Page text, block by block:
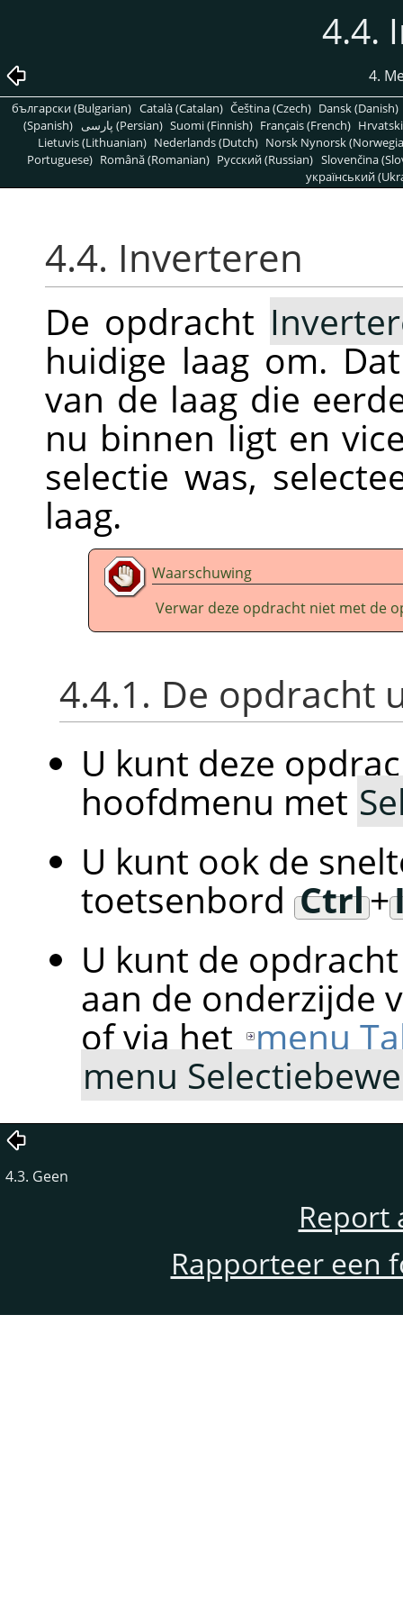
4.4.
4.
български (Bulgarian) Català (Catalan) Čeština (Czech) Dansk (Danish)
(Spanish)
پارسی (Persian) Suomi (Finnish) Français (French)
Lietuvis (Lithuanian) Nederlands (Dutch) Norsk Nynorsk
Portuguese) Română (Romanian) Pусский (Russian) Slovenčina
український
4.4. Inverteren
De opdracht
huidige laag om.
van de laag die
nu binnen ligt en
selectie was,
laag.
Waarschuwing
Verwar deze opdracht niet met de
4.4.1. De opdracht
U kunt deze
hoofdmenu met
U kunt ook de
toetsenbord Ctrl+
U kunt de
aan de onderzijde
of via het menu
menu
4.3. Geen
Report
Rapporteer een